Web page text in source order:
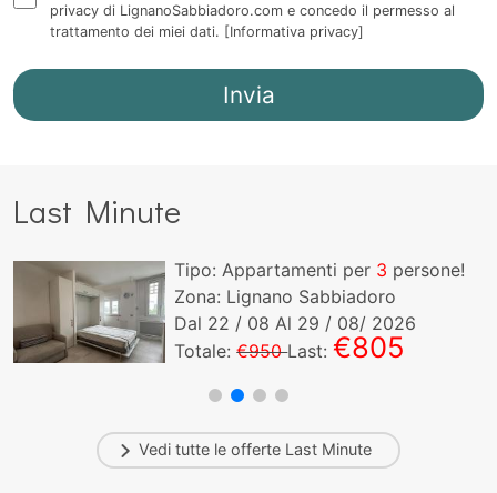
privacy di LignanoSabbiadoro.com e concedo il permesso al
trattamento dei miei dati. [Informativa privacy]
Last Minute
Tipo: Appartamenti per 3 persone!
Zona: Lignano Sabbiadoro
Dal 22 / 08 Al 29 / 08/ 2026
Totale:€950Last:€805
Vedi tutte le offerte Last Minute